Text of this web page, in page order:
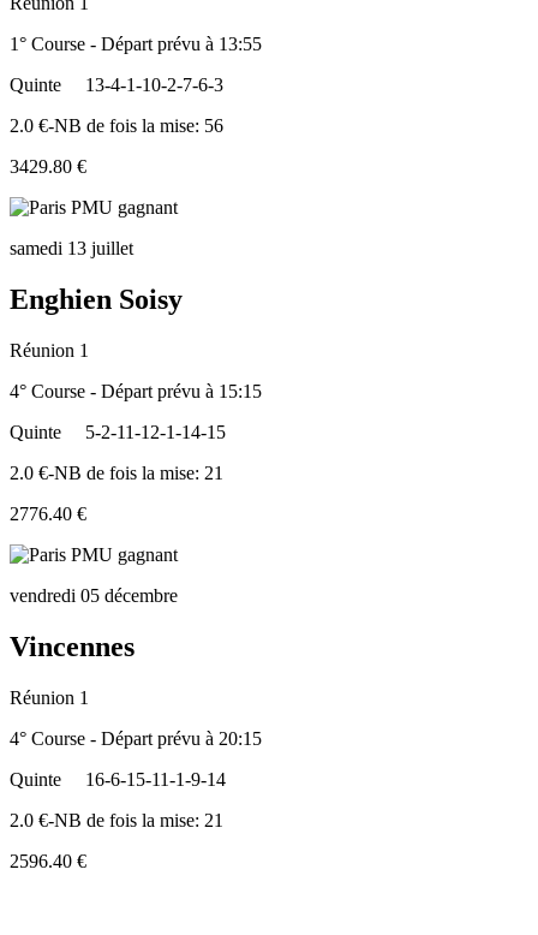
1° Course - Départ prévu à 13:55
Quinte
13-4-1-10-2-7-6-3
2.0 €-NB de fois la mise: 56
3429.80 €
samedi 13 juillet
Enghien Soisy
Réunion 1
4° Course - Départ prévu à 15:15
Quinte
5-2-11-12-1-14-15
2.0 €-NB de fois la mise: 21
2776.40 €
vendredi 05 décembre
Vincennes
Réunion 1
4° Course - Départ prévu à 20:15
Quinte
16-6-15-11-1-9-14
2.0 €-NB de fois la mise: 21
2596.40 €